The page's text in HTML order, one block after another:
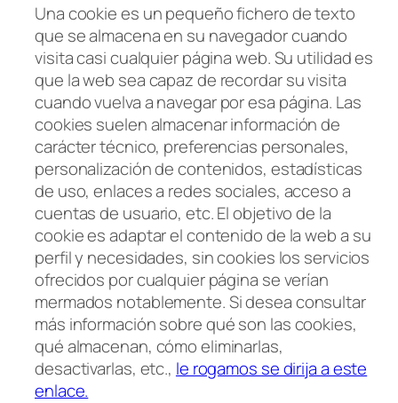
Una cookie es un pequeño fichero de texto
que se almacena en su navegador cuando
visita casi cualquier página web. Su utilidad es
que la web sea capaz de recordar su visita
cuando vuelva a navegar por esa página. Las
cookies suelen almacenar información de
carácter técnico, preferencias personales,
personalización de contenidos, estadísticas
de uso, enlaces a redes sociales, acceso a
cuentas de usuario, etc. El objetivo de la
cookie es adaptar el contenido de la web a su
perfil y necesidades, sin cookies los servicios
ofrecidos por cualquier página se verían
mermados notablemente. Si desea consultar
más información sobre qué son las cookies,
qué almacenan, cómo eliminarlas,
desactivarlas, etc., le rogamos se dirija a este
enlace.